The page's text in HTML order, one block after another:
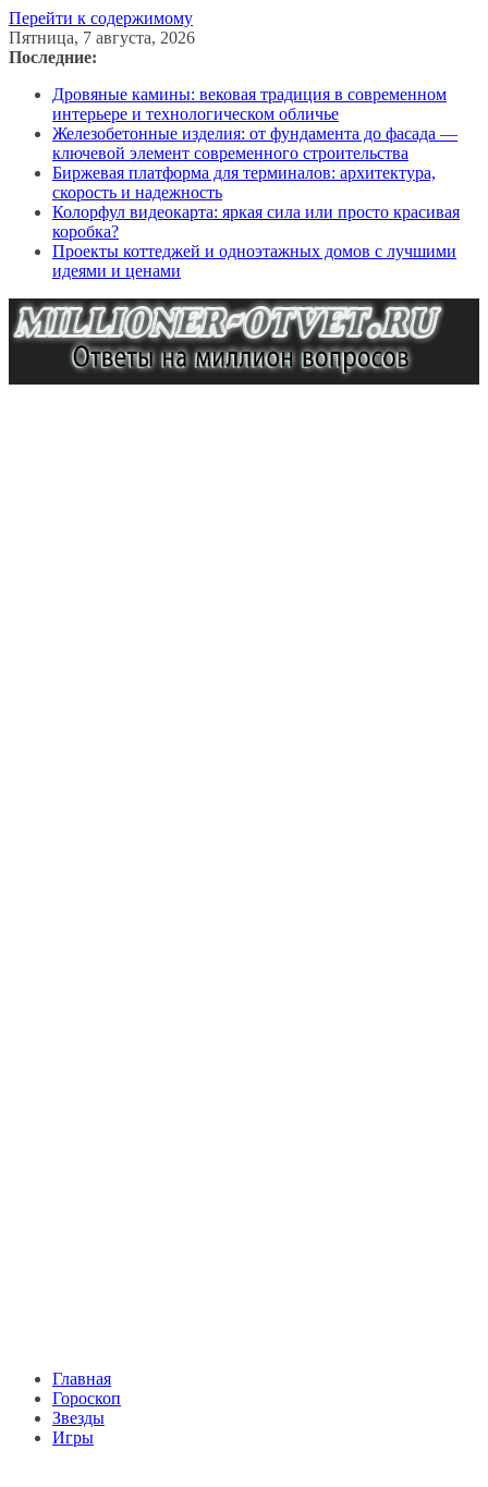
Перейти к содержимому
Пятница, 7 августа, 2026
Последние:
Дровяные камины: вековая традиция в современном
интерьере и технологическом обличье
Железобетонные изделия: от фундамента до фасада —
ключевой элемент современного строительства
Биржевая платформа для терминалов: архитектура,
скорость и надежность
Колорфул видеокарта: яркая сила или просто красивая
коробка?
Проекты коттеджей и одноэтажных домов с лучшими
идеями и ценами
Главная
Гороскоп
Звезды
Игры